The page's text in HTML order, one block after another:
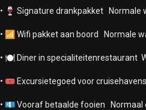
• 🍷 Signature drankpakket Normale
• 📶 Wifi pakket aan boord Normale
• 🍽️ Diner in specialiteitenrestaurant
• 🎟️ Excursietegoed voor
• 💶 Vooraf betaalde fooien Normaal